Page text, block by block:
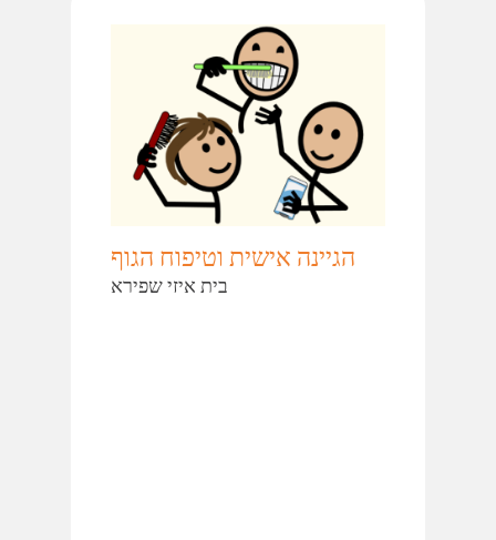
הגיינה אישית וטיפוח הגוף
בית איזי שפירא